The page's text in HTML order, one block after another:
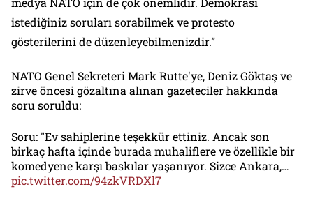
istediğiniz soruları sorabilmek ve protesto
gösterilerini de düzenleyebilmenizdir.”
NATO Genel Sekreteri Mark Rutte'ye, Deniz Göktaş ve
zirve öncesi gözaltına alınan gazeteciler hakkında
soru soruldu:
Soru: "Ev sahiplerine teşekkür ettiniz. Ancak son
birkaç hafta içinde burada muhaliflere ve özellikle bir
komedyene karşı baskılar yaşanıyor. Sizce Ankara,…
pic.twitter.com/94zkVRDXl7